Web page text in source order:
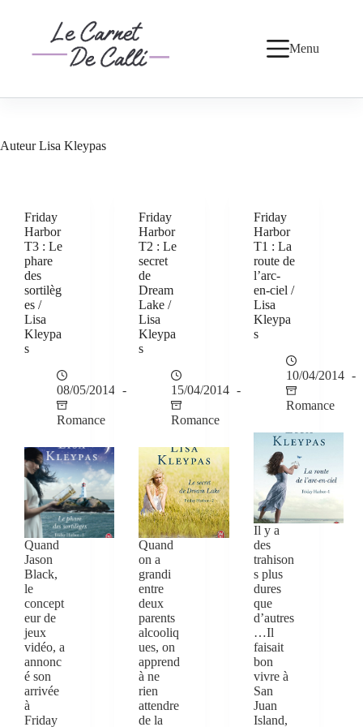
Menu
AuteurLisa Kleypas
Friday
Harbor
T3 : Le
phare
des
sortilèg
es /
Lisa
Kleypa
s
08/05/2014
Romance
Quand
Jason
Black,
le
concept
eur de
jeux
vidéo, a
annonc
é son
arrivée
à
Friday
Friday
Harbor
T2 : Le
secret
de
Dream
Lake /
Lisa
Kleypa
s
15/04/2014
Romance
Quand
on a
grandi
entre
deux
parents
alcooliq
ues, on
apprend
à ne
rien
attendre
de la
Friday
Harbor
T1 : La
route de
l’arc-
en-ciel /
Lisa
Kleypa
s
10/04/2014
Romance
Il y a
des
trahison
s plus
dures
que
d’autres
…Il
faisait
bon
vivre à
San
Juan
Island,